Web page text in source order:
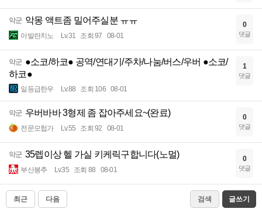
악군 악몽 액트좀 밀어주실분 ㅠㅠ
아발란치노 Lv.31 조회 97 08-01
0
댓글
악군 ●소코/하코● 공역/연대기/주차/나눔/버스/우버 ●소코/
하코●
일등급한우 Lv.88 조회 106 08-01
1
댓글
악군 우버바바 3형제 좀 잡아주세요~(완료)
전문모헙가 Lv.55 조회 92 08-01
0
댓글
악군 35렙이상 헬 가실 키케릭구합니다(노멀)
부산봉추 Lv.35 조회 88 08-01
0
댓글
최근 다음 검색 글쓰기